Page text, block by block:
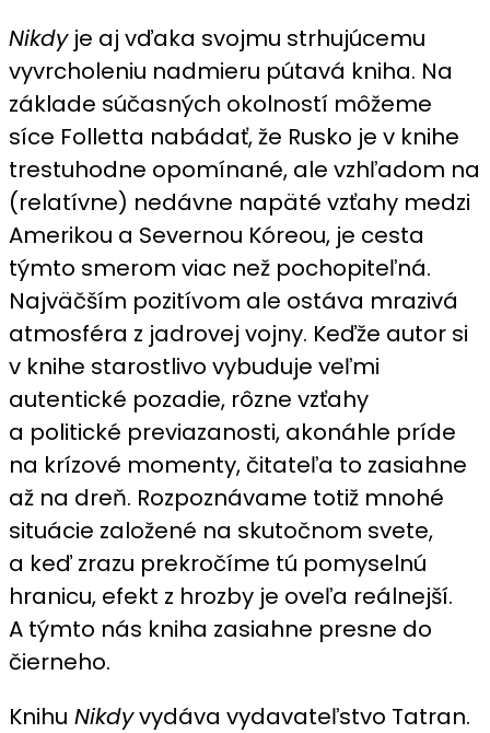
Nikdyje aj vďaka svojmu strhujúcemu
vyvrcholeniu nadmieru pútavá kniha. Na
základe súčasných okolností môžeme
síce Folletta nabádať, že Rusko je v knihe
trestuhodne opomínané, ale vzhľadom na
(relatívne) nedávne napäté vzťahy medzi
Amerikou a Severnou Kóreou, je cesta
týmto smerom viac než pochopiteľná.
Najväčším pozitívom ale ostáva mrazivá
atmosféra z jadrovej vojny. Keďže autor si
v knihe starostlivo vybuduje veľmi
autentické pozadie, rôzne vzťahy
a politické previazanosti, akonáhle príde
na krízové momenty, čitateľa to zasiahne
až na dreň. Rozpoznávame totiž mnohé
situácie založené na skutočnom svete,
a keď zrazu prekročíme tú pomyselnú
hranicu, efekt z hrozby je oveľa reálnejší.
A týmto nás kniha zasiahne presne do
čierneho.
Knihu Nikdyvydáva vydavateľstvo Tatran.